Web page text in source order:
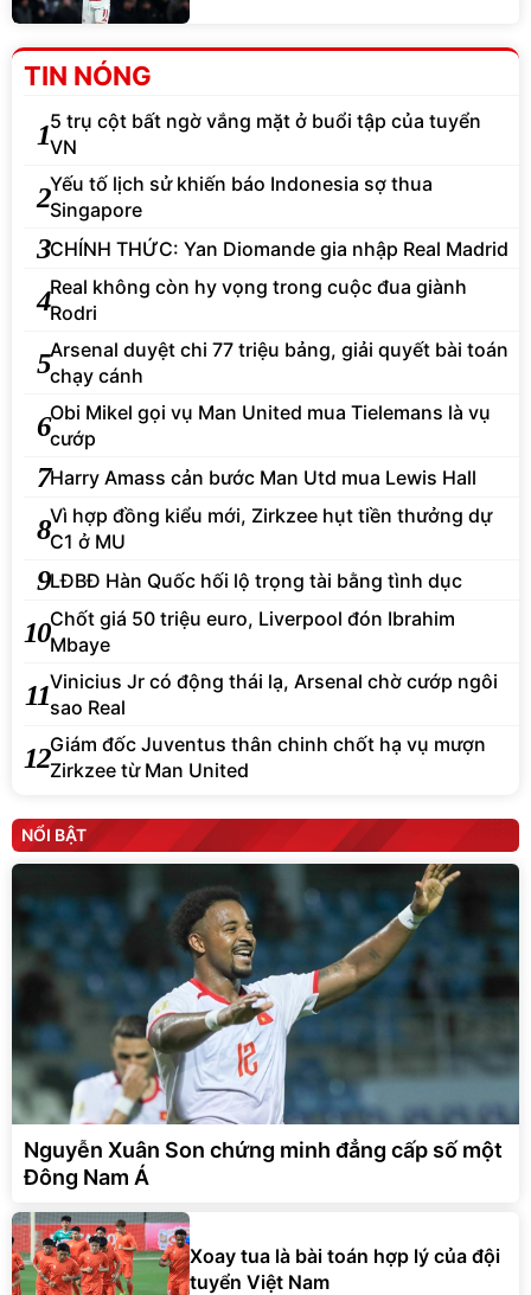
TIN NÓNG
15 trụ cột bất ngờ vắng mặt ở buổi tập của tuyển
VN
2Yếu tố lịch sử khiến báo Indonesia sợ thua
Singapore
3CHÍNH THỨC: Yan Diomande gia nhập Real Madrid
4Real không còn hy vọng trong cuộc đua giành
Rodri
5Arsenal duyệt chi 77 triệu bảng, giải quyết bài toán
chạy cánh
6Obi Mikel gọi vụ Man United mua Tielemans là vụ
cướp
7Harry Amass cản bước Man Utd mua Lewis Hall
8Vì hợp đồng kiểu mới, Zirkzee hụt tiền thưởng dự
C1 ở MU
9LĐBĐ Hàn Quốc hối lộ trọng tài bằng tình dục
10Chốt giá 50 triệu euro, Liverpool đón Ibrahim
Mbaye
11Vinicius Jr có động thái lạ, Arsenal chờ cướp ngôi
sao Real
12Giám đốc Juventus thân chinh chốt hạ vụ mượn
Zirkzee từ Man United
NỔI BẬT
Nguyễn Xuân Son chứng minh đẳng cấp số một
Đông Nam Á
Xoay tua là bài toán hợp lý của đội
tuyển Việt Nam